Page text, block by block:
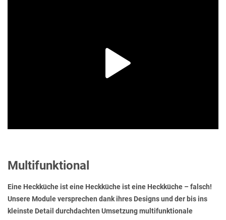
Multifunktional
Eine Heckküche ist eine Heckküche ist eine Heckküche – falsch!
Unsere Module versprechen dank ihres Designs und der bis ins
kleinste Detail durchdachten Umsetzung multifunktionale